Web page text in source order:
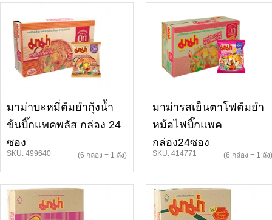
มาม่าบะหมี่ต้มยำกุ้งน้ำ
ข้นบิ๊กแพคพลัส กล่อง 24
ซอง
SKU: 499640 (6 กล่อง = 1 ลัง)
มาม่ารสเย็นตาโฟต้มยำ
หม้อไฟบิ๊กแพค
กล่อง24ซอง
SKU: 414771 (6 กล่อง = 1 ลัง)